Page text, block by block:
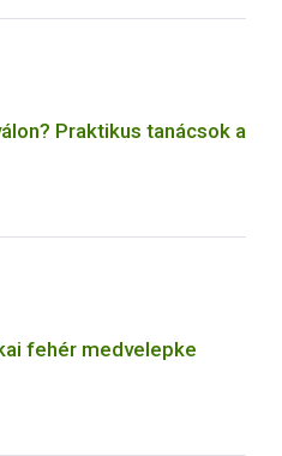
Praktikus tanácsok a
fehér medvelepke